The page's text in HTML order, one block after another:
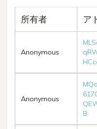
所有者 ア
Anonymous
Anonymous
B